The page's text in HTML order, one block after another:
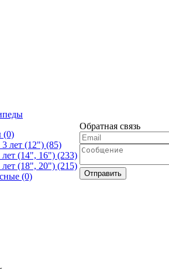
(0)
лет (12") (85)
(14", 16") (233)
(18", 20") (215)
(0)
Обратная связь
Отправить